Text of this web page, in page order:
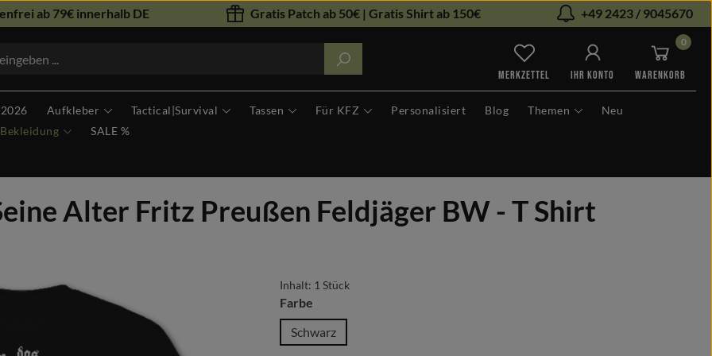
ab 79€ innerhalb DE Gratis Patch ab 50€ | Gratis Shirt ab 150€ +49 2423 / 9045670
Du hast 0 Produkte auf dem
MERKZETTEL IHR KONTO
0
WARENKORB
Aufkleber Tactical|Survival Tassen Für KFZ Personalisiert Blog Themen
Neu
Bekleidung SALE %
Alter Fritz Preußen Feldjäger BW - T Shirt
Inhalt: 1 Stück
Farbeauswählen
Schwarz